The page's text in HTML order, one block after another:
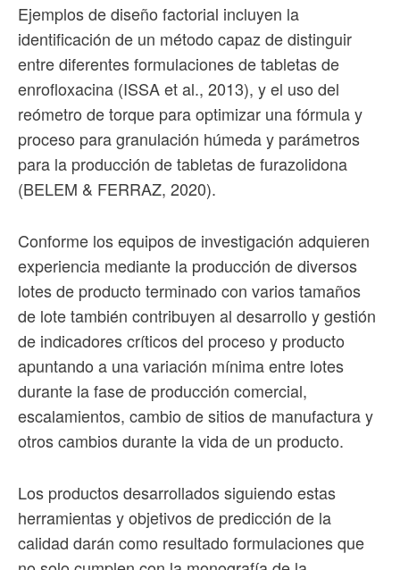
Ejemplos de diseño factorial incluyen la
identificación de un método capaz de distinguir
entre diferentes formulaciones de tabletas de
enrofloxacina (ISSA et al., 2013), y el uso del
reómetro de torque para optimizar una fórmula y
proceso para granulación húmeda y parámetros
para la producción de tabletas de furazolidona
(BELEM & FERRAZ, 2020).
Conforme los equipos de investigación adquieren
experiencia mediante la producción de diversos
lotes de producto terminado con varios tamaños
de lote también contribuyen al desarrollo y gestión
de indicadores críticos del proceso y producto
apuntando a una variación mínima entre lotes
durante la fase de producción comercial,
escalamientos, cambio de sitios de manufactura y
otros cambios durante la vida de un producto.
Los productos desarrollados siguiendo estas
herramientas y objetivos de predicción de la
calidad darán como resultado formulaciones que